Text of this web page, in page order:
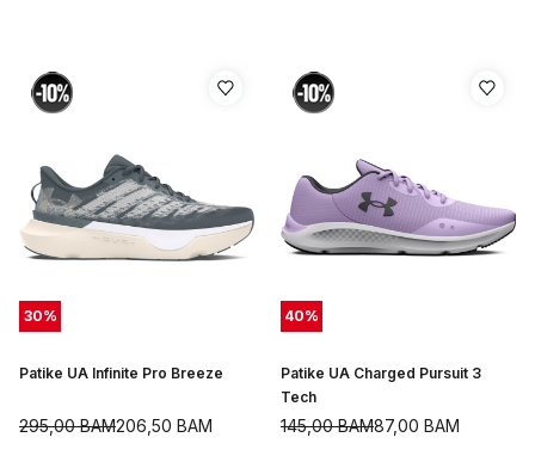
30%
Patike UA Infinite Pro Breeze
206,50 BAM
295,00BAM
40%
Patike UA Charged Pursuit 3
Tech
87,00 BAM
145,00BAM